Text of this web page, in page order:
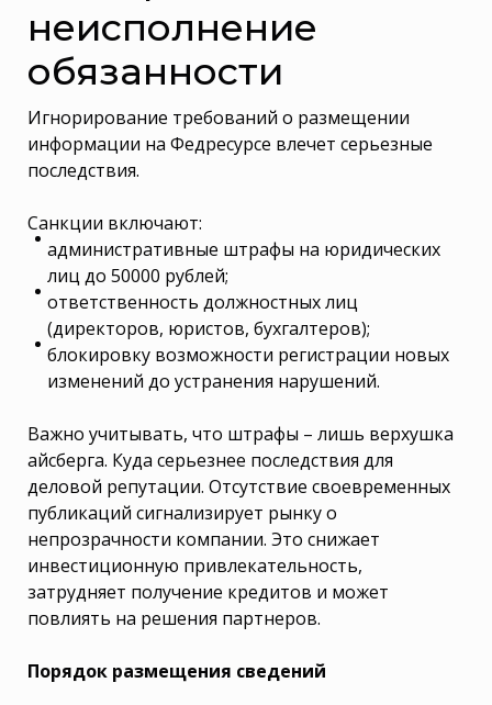
неисполнение
обязанности
Игнорирование требований о размещении
информации на Федресурсе влечет серьезные
последствия.
Санкции включают:
административные штрафы на юридических
лиц до 50000 рублей;
ответственность должностных лиц
(директоров, юристов, бухгалтеров);
блокировку возможности регистрации новых
изменений до устранения нарушений.
Важно учитывать, что штрафы – лишь верхушка
айсберга. Куда серьезнее последствия для
деловой репутации. Отсутствие своевременных
публикаций сигнализирует рынку о
непрозрачности компании. Это снижает
инвестиционную привлекательность,
затрудняет получение кредитов и может
повлиять на решения партнеров.
Порядок размещения сведений